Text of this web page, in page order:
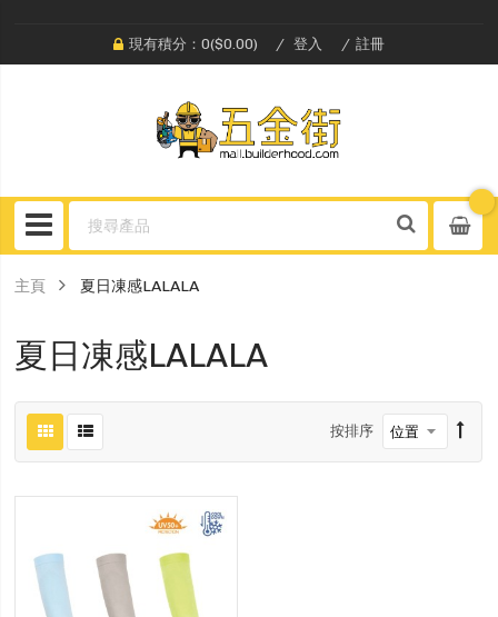
現有積分：0($0.00) 登入 註冊
主頁 夏日凍感LALALA
夏日凍感LALALA
按排序